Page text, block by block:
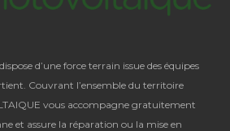
d’une force terrain issue des équipes
Couvrant l’ensemble du territoire
vous accompagne gratuitement
et assure la réparation ou la mise en